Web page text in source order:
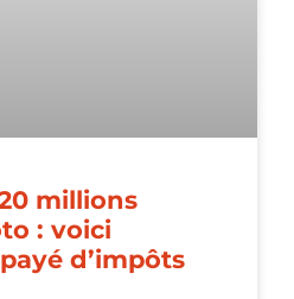
millions
: voici
d’impôts